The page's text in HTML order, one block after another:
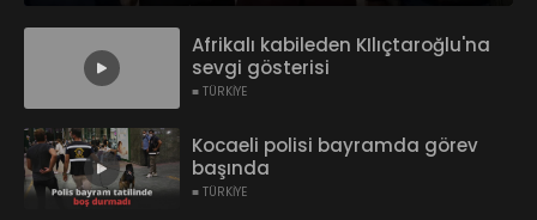
Afrikalı kabileden KIlıçtaroğlu'na
sevgi gösterisi
■ TÜRKİYE
Kocaeli polisi bayramda görev
başında
■ TÜRKİYE